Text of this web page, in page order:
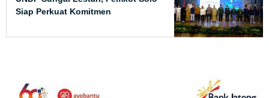
Siap Perkuat Komitmen